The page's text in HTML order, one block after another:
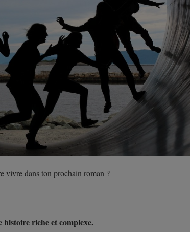
vivre dans ton prochain roman ?
histoire riche et complexe.